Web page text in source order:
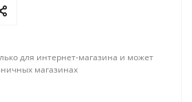
для интернет-магазина и может
магазинах